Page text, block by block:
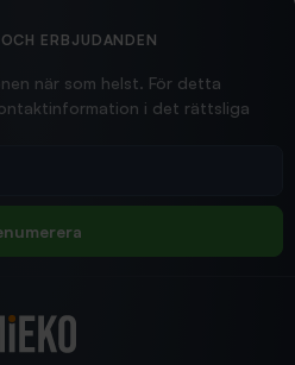
Snabb och bra...
ERBJUDANDEN
när som helst. För detta
i det rättsliga